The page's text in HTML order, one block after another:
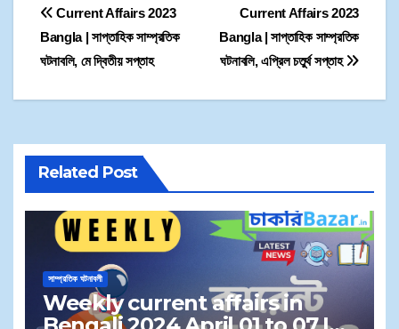
Current Affairs 2023
Bangla | সাপ্তাহিক সাম্প্রতিক
ঘটনাবলি, এপ্রিল চতুর্থ সপ্তাহ
Current Affairs 2023
Bangla | সাপ্তাহিক সাম্প্রতিক
ঘটনাবলি, মে দ্বিতীয় সপ্তাহ
Related Post
সাম্প্রতিক ঘটনাবলী
Weekly current affairs in